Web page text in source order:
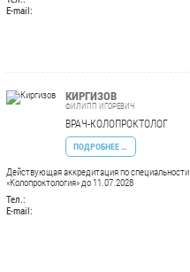
E-mail:
КИРГИЗОВ
ФИЛИПП ИГОРЕВИЧ
ВРАЧ-КОЛОПРОКТОЛОГ
ПОДРОБНЕЕ …
Действующая аккредитация по специальности
«Колопроктология» до 11.07.2028
Тел.:
E-mail: